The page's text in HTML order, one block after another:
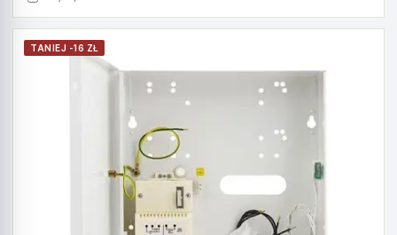
TANIEJ -16 ZŁ